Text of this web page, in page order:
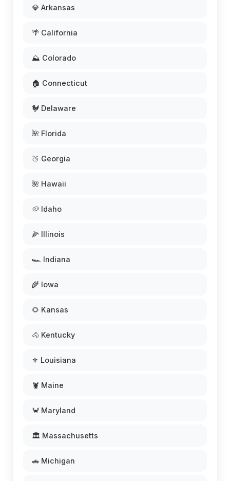
💎 Arkansas
🌴 California
⛰️ Colorado
🏠 Connecticut
🐓 Delaware
🌺 Florida
🍑 Georgia
🌺 Hawaii
🥔 Idaho
🌽 Illinois
🏎️ Indiana
🌾 Iowa
🌻 Kansas
🐴 Kentucky
⚜️ Louisiana
🦞 Maine
🦀 Maryland
🏛️ Massachusetts
🚗 Michigan